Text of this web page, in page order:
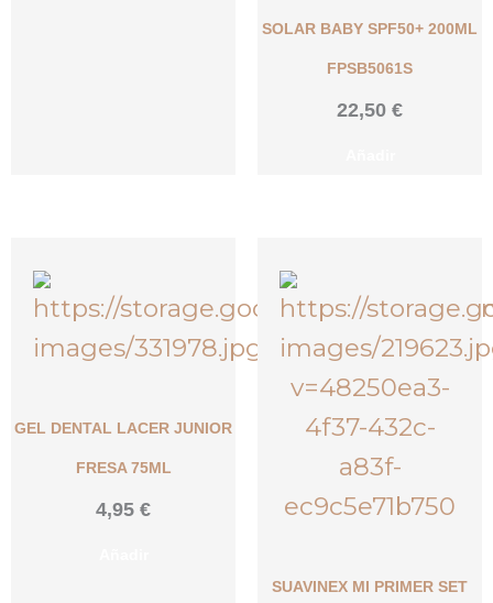
SOLAR BABY SPF50+ 200ML
FPSB5061S
22,50 €
GEL DENTAL LACER JUNIOR
FRESA 75ML
4,95 €
SUAVINEX MI PRIMER SET